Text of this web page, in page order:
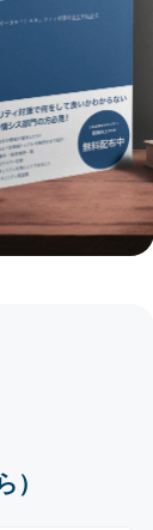
）